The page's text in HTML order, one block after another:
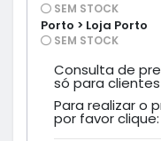
SEM STOCK
Porto > Loja Porto
SEM STOCK
Consulta de
só para
Para realizar o
por favor clique: